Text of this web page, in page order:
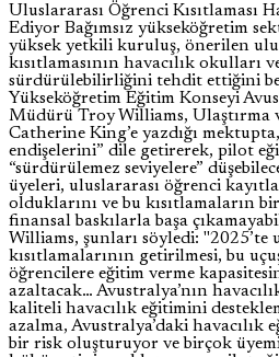
Uluslararası Öğrenci Kısıtlaması
Ediyor Bağımsız yükseköğretim
yüksek yetkili kuruluş, önerilen
kısıtlamasının havacılık
sürdürülebilirliğini tehdit ettiğini
Yükseköğretim Eğitim Konseyi
Müdürü Troy Williams, Ulaştırma
Catherine King’e yazdığı
endişelerini” dile getirerek, pilot
“sürdürülemez seviyelere”
üyeleri, uluslararası öğrenci
olduklarını ve bu kısıtlamaların
finansal baskılarla başa
Williams, şunları söyledi: "2025’te
kısıtlamalarının getirilmesi, bu
öğrencilere eğitim verme
azaltacak… Avustralya’nın
kaliteli havacılık eğitimini
azalma, Avustralya’daki havacılık
bir risk oluşturuyor ve birçok